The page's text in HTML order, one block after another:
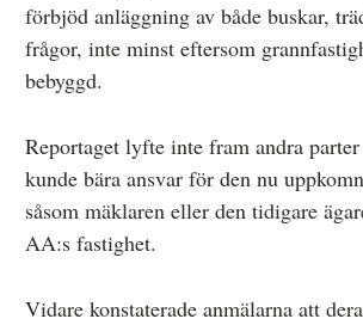
förbjöd anläggning av både buskar,
frågor, inte minst eftersom
bebyggd.
Reportaget lyfte inte fram andra
kunde bära ansvar för den nu
såsom mäklaren eller den tidigare
AA:s fastighet.
Vidare konstaterade anmälarna att